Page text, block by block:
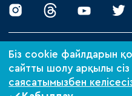
Біз cookie файлдарын
сайтты шолу арқылы сіз
саясатымызбен
© 2026 «Барыс ХК»
Құпиялылық саясаты
Xpage-де жасалған